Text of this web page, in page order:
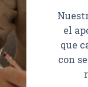
el
que
con